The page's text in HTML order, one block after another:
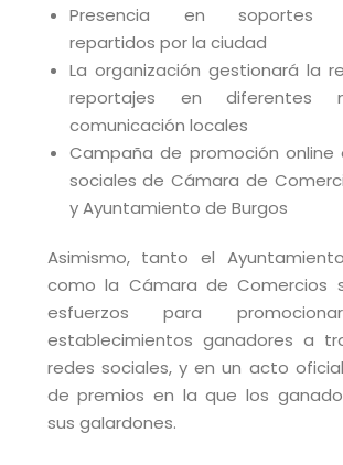
Presencia en soportes
repartidos por la ciudad
La organización gestionará la
reportajes en diferentes
comunicación locales
Campaña de promoción online
sociales de Cámara de
y Ayuntamiento de Burgos
Asimismo, tanto el
como la Cámara de Comercios
esfuerzos para
establecimientos ganadores a
redes sociales, y en un acto
de premios en la que los
sus galardones.